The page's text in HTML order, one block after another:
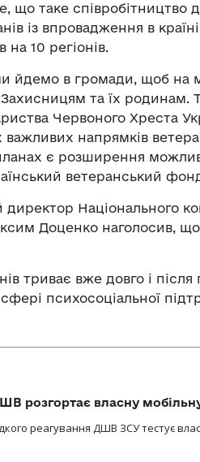
що таке
із впровадження в
10 регіонів.
йдемо в громади, щоб на
та їх родинам.
Червоного Хреста
напрямків
є розширення
ветеранський
директор Національного
Доценко наголосив,
триває вже довго і
психосоціальної
розгортає власну
реагування ДШВ ЗСУ тестує